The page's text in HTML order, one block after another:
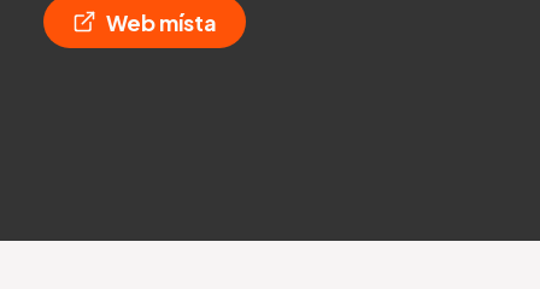
Web místa